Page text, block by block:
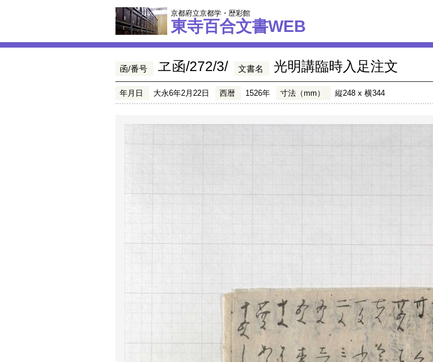
京都府立京都学・歴彩館
東寺百合文書WEB
函/番号 ヱ函/272/3/ 文書名 光明講臨時入足注文
年月日 大永6年2月22日 西暦 1526年 寸法（mm） 縦248 x 横344